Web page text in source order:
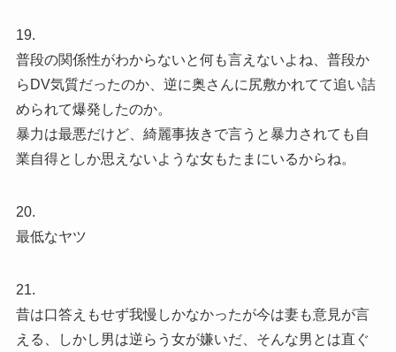
19.
普段の関係性がわからないと何も言えないよね、普段か
らDV気質だったのか、逆に奥さんに尻敷かれてて追い詰
められて爆発したのか。
暴力は最悪だけど、綺麗事抜きで言うと暴力されても自
業自得としか思えないような女もたまにいるからね。
20.
最低なヤツ
21.
昔は口答えもせず我慢しかなかったが今は妻も意見が言
える、しかし男は逆らう女が嫌いだ、そんな男とは直ぐ